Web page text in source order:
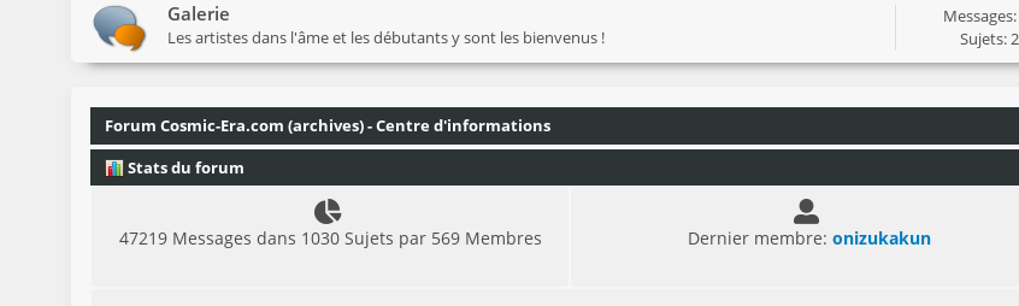
Galerie
Les artistes dans l'âme et les débutants y sont les bienvenus !
Sujets:
Forum Cosmic-Era.com (archives) - Centre d'informations
Stats du forum
47219 Messages dans 1030 Sujets par 569 Membres Dernier membre: onizukakun